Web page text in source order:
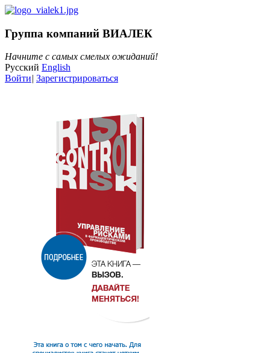
Группа компаний ВИАЛЕК
Начните с самых смелых ожиданий!
Русский English
Войти| Зарегистрироваться